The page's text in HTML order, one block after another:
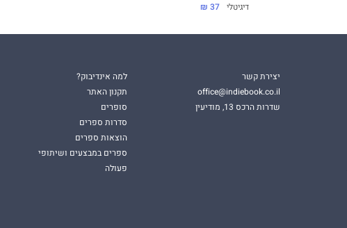
דיגיטלי 37 ₪
יצירת קשר
office@indiebook.co.il
שדרות הרכס 13, מודיעין
למה אינדיבוק?
תקנון האתר
סופרים
סדרות ספרים
הוצאות ספרים
ספרים במבצעים ושיתופי
פעולה